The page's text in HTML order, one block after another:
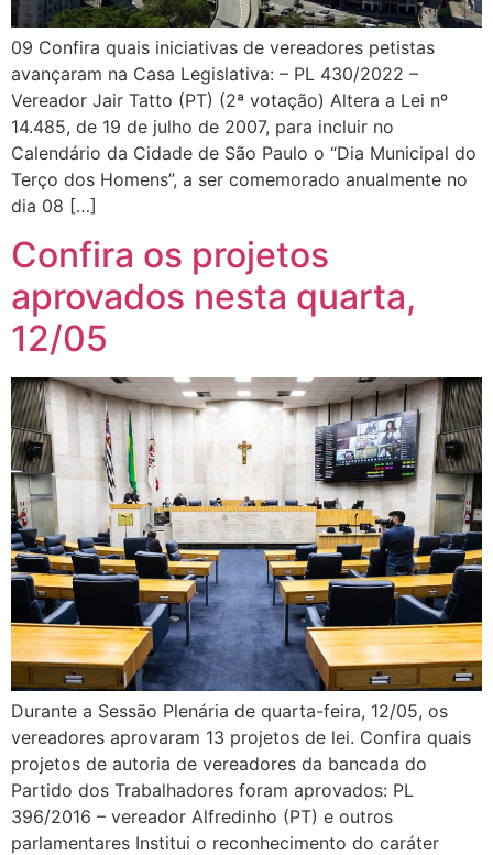
09 Confira quais iniciativas de vereadores petistas
avançaram na Casa Legislativa: – PL 430/2022 –
Vereador Jair Tatto (PT) (2ª votação) Altera a Lei nº
14.485, de 19 de julho de 2007, para incluir no
Calendário da Cidade de São Paulo o “Dia Municipal do
Terço dos Homens”, a ser comemorado anualmente no
dia 08 […]
Confira os projetos
aprovados nesta quarta,
12/05
Durante a Sessão Plenária de quarta-feira, 12/05, os
vereadores aprovaram 13 projetos de lei. Confira quais
projetos de autoria de vereadores da bancada do
Partido dos Trabalhadores foram aprovados: PL
396/2016 – vereador Alfredinho (PT) e outros
parlamentares Institui o reconhecimento do caráter